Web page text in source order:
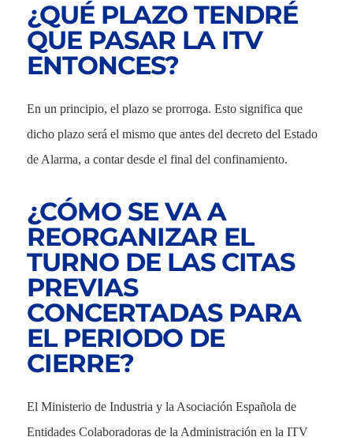
¿QUÉ PLAZO TENDRÉ
QUE PASAR LA ITV
ENTONCES?
En un principio, el plazo se prorroga. Esto significa que
dicho plazo será el mismo que antes del decreto del Estado
de Alarma, a contar desde el final del confinamiento.
¿CÓMO SE VA A
REORGANIZAR EL
TURNO DE LAS CITAS
PREVIAS
CONCERTADAS PARA
EL PERIODO DE
CIERRE?
El Ministerio de Industria y la Asociación Española de
Entidades Colaboradoras de la Administración en la ITV